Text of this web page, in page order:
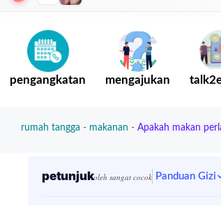
pengangkatan mengajukan
rumah tangga - makanan - Apakah makan
petunjukoleh sangat cocok Panduan Gizi